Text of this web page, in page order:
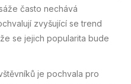
často nechává
zvyšující se trend
se jejich popularita bude
je pochvala pro